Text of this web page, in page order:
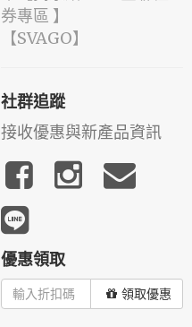
券專區 】
️【SVAGO】️
社群追蹤
接收優惠與新產品資訊
優惠領取
領取優惠